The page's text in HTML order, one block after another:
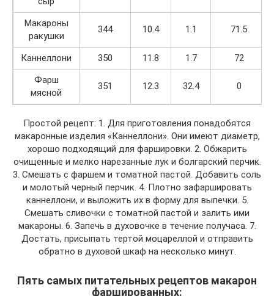
Макароны
ракушки
344 10.4 1.1 71.5
Каннеллони 350 11.8 1.7
72
Фарш
мясной
351 12.3 32.4 0
Простой рецепт: 1. Для приготовления понадобятся
макаронные изделия «Каннеллони». Они имеют диаметр,
хорошо подходящий для фаршировки. 2. Обжарить
очищенные и мелко нарезанные лук и болгарский перчик.
3. Смешать с фаршем и томатной пастой. Добавить соль
и молотый черный перчик. 4. Плотно зафаршировать
каннеллони, и выложить их в форму для выпечки. 5.
Смешать сливочки с томатной пастой и залить ими
макароны. 6. Запечь в духовочке в течение получаса. 7.
Достать, присыпать тертой моцареллой и отправить
обратно в духовой шкаф на несколько минут.
Пять самых питательных рецептов макарон
фаршированных: